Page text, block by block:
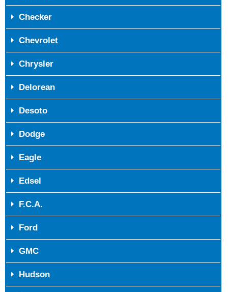
Checker
Chevrolet
Chrysler
Delorean
Desoto
Dodge
Eagle
Edsel
F.C.A.
Ford
GMC
Hudson